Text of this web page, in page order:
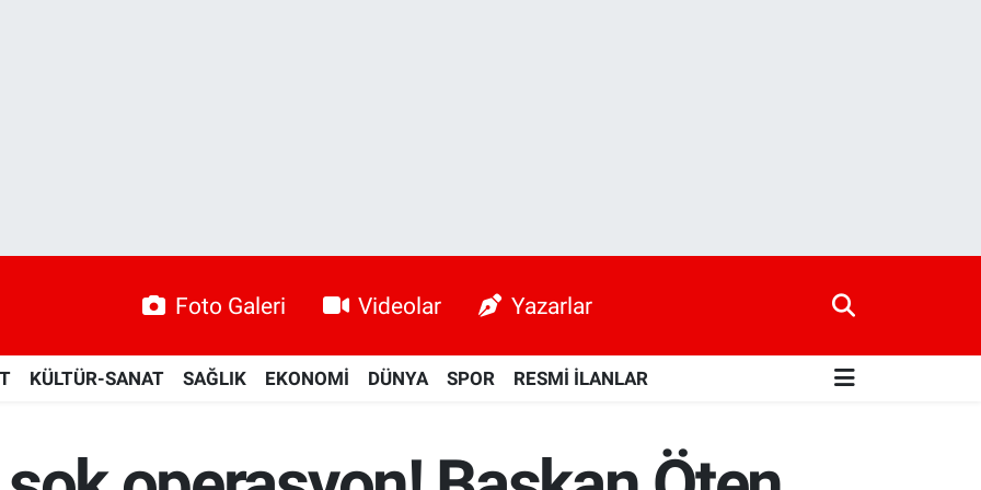
Foto Galeri Videolar Yazarlar
KÜLTÜR-SANAT SAĞLIK EKONOMİ DÜNYA SPOR RESMİ İLANLAR